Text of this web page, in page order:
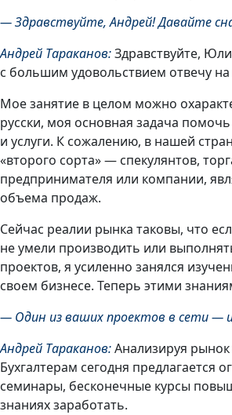
— Здравствуйте, Андрей! Давайте
Андрей Тараканов:Здравствуйте,
с большим удовольствием отвечу
Мое занятие в целом можно
русски, моя основная задача
и услуги. К сожалению, в нашей
«второго сорта» — спекулянтов,
предпринимателя или компании,
объема продаж.
Сейчас реалии рынка таковы, что
не умели производить или
проектов, я усиленно занялся
своем бизнесе. Теперь этими
— Один из ваших проектов в сети —
Андрей Тараканов:Анализируя рынок
Бухгалтерам сегодня
семинары, бесконечные курсы
знаниях заработать.